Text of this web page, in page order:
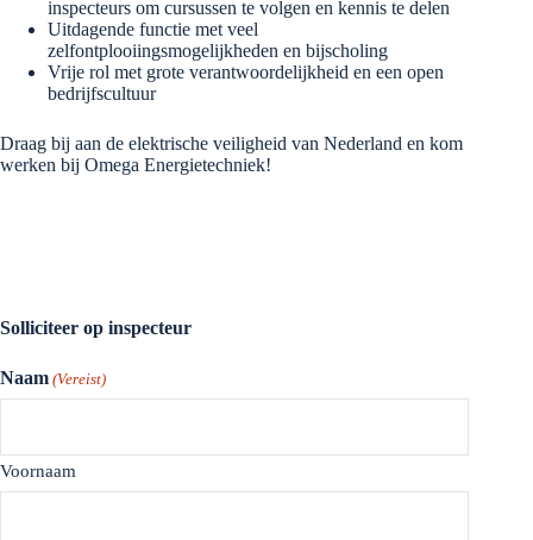
inspecteurs om cursussen te volgen en kennis te delen
Uitdagende functie met veel
zelfontplooiingsmogelijkheden en bijscholing
Vrije rol met grote verantwoordelijkheid en een open
bedrijfscultuur
Draag bij aan de elektrische veiligheid van Nederland en kom
werken bij Omega Energietechniek!
Solliciteer op inspecteur
Naam (Vereist)
Voornaam